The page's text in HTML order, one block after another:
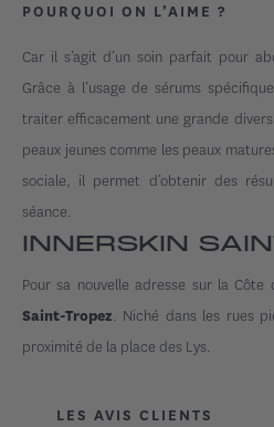
POURQUOI ON L’AIME ?
Car il s’agit d’un soin parfait pour
Grâce à l’usage de sérums
traiter efficacement une grande
peaux jeunes comme les peaux
sociale, il permet d’obtenir des
séance.
INNERSKIN
Pour sa nouvelle adresse sur la Côte
Saint-Tropez. Niché dans les rues
proximité de la place des Lys.
LES AVIS CLIENTS